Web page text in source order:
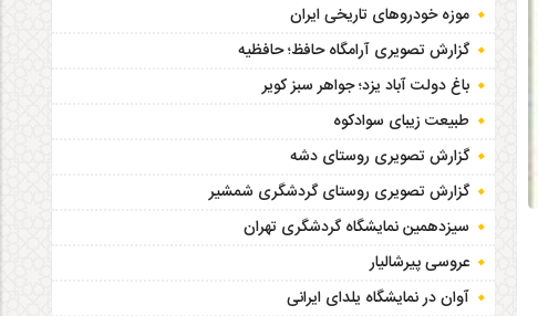
موزه خودروهای تاریخی ایران
گزارش تصویری آرامگاه حافظ؛ حافظیه‎
باغ دولت آباد یزد؛ جواهر سبز کویر
طبیعت زیبای سوادکوه
گزارش تصویری روستای دشه
گزارش تصویری روستای گردشگری شمشیر
سیزدهمین نمایشگاه گردشگری تهران
عروسی پیرشالیار
آوان در نمایشگاه یلدای ایرانی